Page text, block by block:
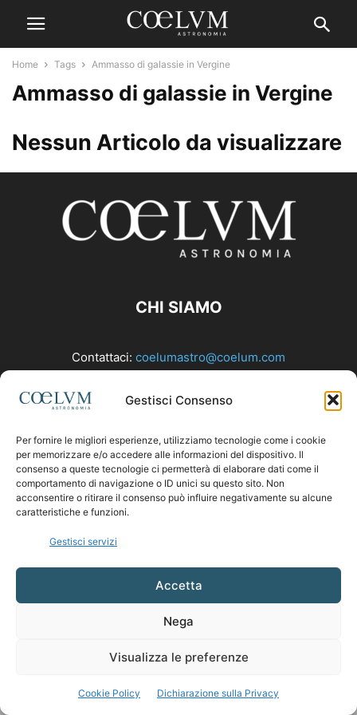
Gestisci Consenso
Per fornire le migliori esperienze, utilizziamo tecnologie come i cookie
per memorizzare e/o accedere alle informazioni del dispositivo. Il
consenso a queste tecnologie ci permetterà di elaborare dati come il
comportamento di navigazione o ID unici su questo sito. Non
acconsentire o ritirare il consenso può influire negativamente su alcune
caratteristiche e funzioni.
Gestisci servizi
Accetta
Nega
Visualizza le preferenze
Cookie Policy Dichiarazione sulla Privacy
Home Tags Ammasso di galassie in Vergine
Ammasso di galassie in Vergine
Nessun Articolo da visualizzare
CHI SIAMO
Contattaci: coelumastro@coelum.com
SEGUICI